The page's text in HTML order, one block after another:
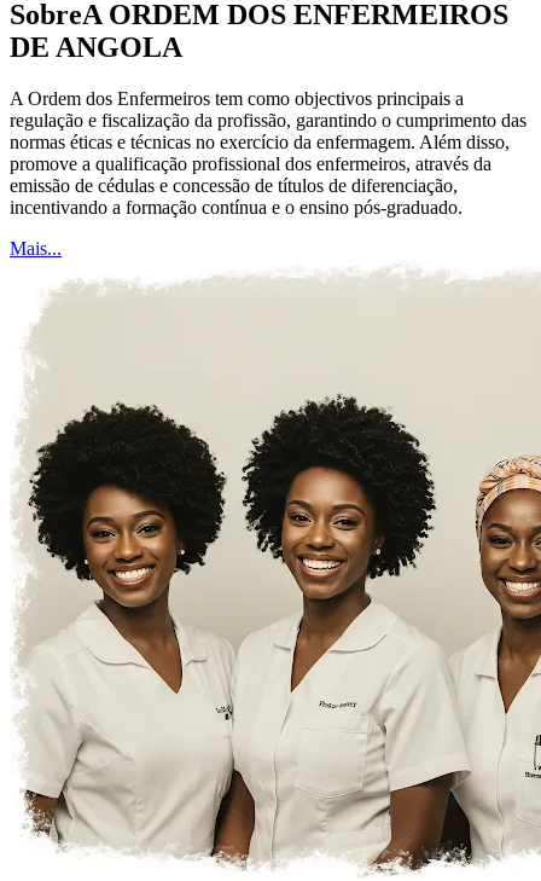
SobreA ORDEM DOS ENFERMEIROS
DE ANGOLA
A Ordem dos Enfermeiros tem como objectivos principais a
regulação e fiscalização da profissão, garantindo o cumprimento das
normas éticas e técnicas no exercício da enfermagem. Além disso,
promove a qualificação profissional dos enfermeiros, através da
emissão de cédulas e concessão de títulos de diferenciação,
incentivando a formação contínua e o ensino pós-graduado.
Mais...